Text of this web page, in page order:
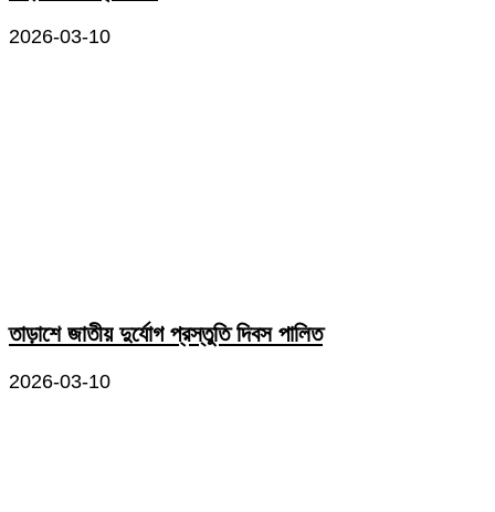
2026-03-10
তাড়াশে জাতীয় দুর্যোগ প্রস্তুতি দিবস পালিত
2026-03-10